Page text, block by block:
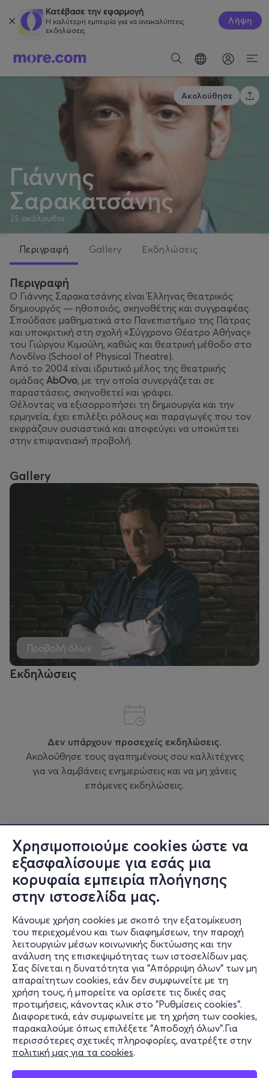
Χρησιμοποιούμε cookies ώστε να
εξασφαλίσουμε για εσάς μια
κορυφαία εμπειρία πλοήγησης
στην ιστοσελίδα μας.
Κάνουμε χρήση cookies με σκοπό την εξατομίκευση
του περιεχομένου και των διαφημίσεων, την παροχή
λειτουργιών μέσων κοινωνικής δικτύωσης και την
ανάλυση της επισκεψιμότητας των ιστοσελίδων μας.
Σας δίνεται η δυνατότητα για "Απόρριψη όλων" των μη
απαραίτητων cookies, εάν δεν συμφωνείτε με τη
χρήση τους, ή μπορείτε να ορίσετε τις δικές σας
προτιμήσεις, κάνοντας κλικ στο "Ρυθμίσεις cookies".
Διαφορετικά, εάν συμφωνείτε με τη χρήση των cookies,
παρακαλούμε όπως επιλέξετε "Αποδοχή όλων".Για
περισσότερες σχετικές πληροφορίες, ανατρέξτε στην
πολιτική μας για τα cookies.
Κατέβασε την εφαρμογή
Η καλύτερη εμπειρία για να ανακαλύπτεις
εκδηλώσεις.
Λήψη
Γιάννης
Σαρακατσάνης
25 ακόλουθοι
Ακολούθησε
Περιγραφή Gallery Εκδηλώσεις
Περιγραφή
Ο Γιάννης Σαρακατσάνης είναι Έλληνας θεατρικός
δημιουργός — ηθοποιός, σκηνοθέτης και συγγραφέας.
Σπούδασε μαθηματικά στο Πανεπιστήμιο της Πάτρας
και υποκριτική στη σχολή «Σύγχρονο Θέατρο Αθήνας»
του Γιώργου Κιμούλη, καθώς και θεατρική μέθοδο στο
Λονδίνο (School of Physical Theatre).
Από το 2004 είναι ιδρυτικό μέλος της θεατρικής
ομάδας AbOvo, με την οποία συνεργάζεται σε
παραστάσεις, σκηνοθετεί και γράφει.
Θέλοντας να εξισορροπήσει τη δημιουργία και την
ερμηνεία, έχει επιλέξει ρόλους και παραγωγές που τον
εκφράζουν ουσιαστικά και αποφεύγει να υποκύπτει
στην επιφανειακή προβολή.
Gallery
Προβολή όλων
Εκδηλώσεις
Δεν υπάρχουν προσεχείς εκδηλώσεις.
Ακολούθησε τους αγαπημένους σου καλλιτέχνες
για να λαμβάνεις ενημερώσεις και να μη χάνεις
επόμενες εκδηλώσεις.
Πληροφορίες
Υποστήριξη
Stay Connected
Mobile app